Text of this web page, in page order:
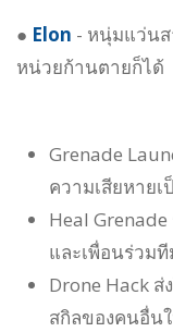
● Elon - หนุ่มแว่นส
หน่วยก้านตายก็ได้
Grenade
ความเสียหายเ
Heal
และเพื่อนร่วมที
Drone Hack
สกิลของคนอื่น